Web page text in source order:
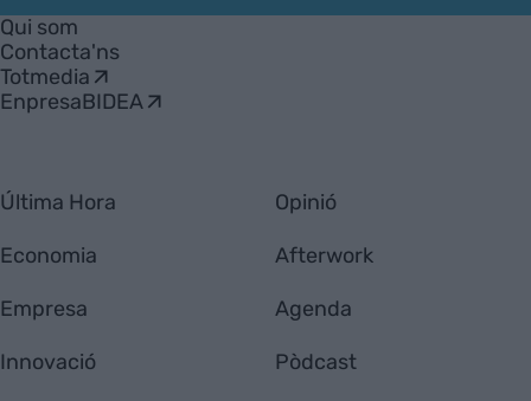
Empresa
Qui som
Contacta'ns
Totmedia
EnpresaBIDEA
Última Hora
Economia
Empresa
Innovació
Opinió
Afterwork
Agenda
Pòdcast